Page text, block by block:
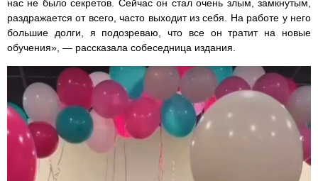
нас не было секретов. Сейчас он стал очень злым, замкнутым,
раздражается от всего, часто выходит из себя. На работе у него
большие долги, я подозреваю, что все он тратит на новые
обучения», — рассказала собеседница издания.